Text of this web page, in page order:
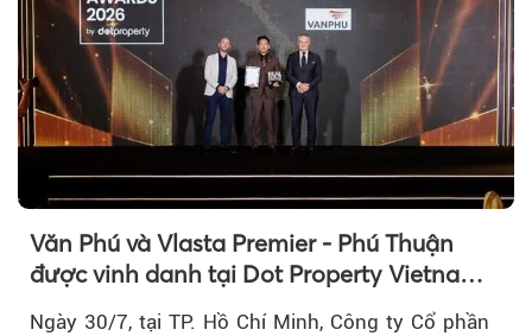
Văn Phú và Vlasta Premier - Phú Thuận
được vinh danh tại Dot Property Vietnam
Real Estate Awards 2026
Ngày 30/7, tại TP. Hồ Chí Minh, Công ty Cổ phần